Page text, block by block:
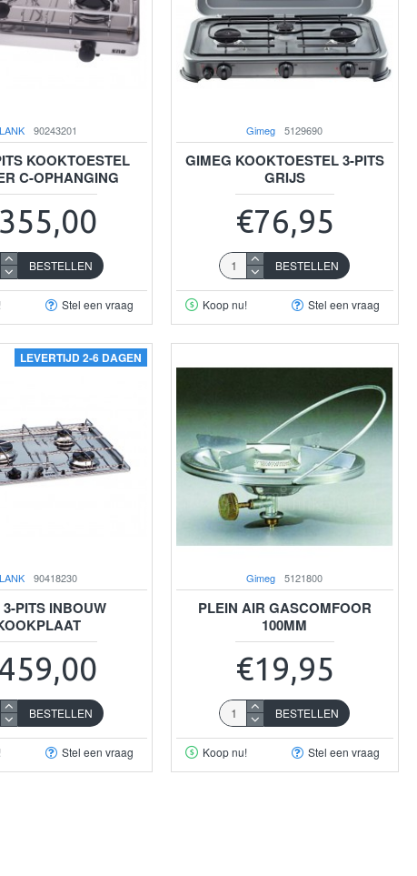
LANK 90243201
KOOKTOESTEL
C-OPHANGING
BESTELLEN
Stel een vraag
Gimeg 5129690
GIMEG KOOKTOESTEL 3-PITS
GRIJS
€76,95
BESTELLEN
Koop nu! Stel een vraag
LEVERTIJD 2-6 DAGEN
LANK 90418230
3-PITS INBOUW
BESTELLEN
Stel een vraag
Gimeg 5121800
PLEIN AIR GASCOMFOOR
100MM
€19,95
BESTELLEN
Koop nu! Stel een vraag